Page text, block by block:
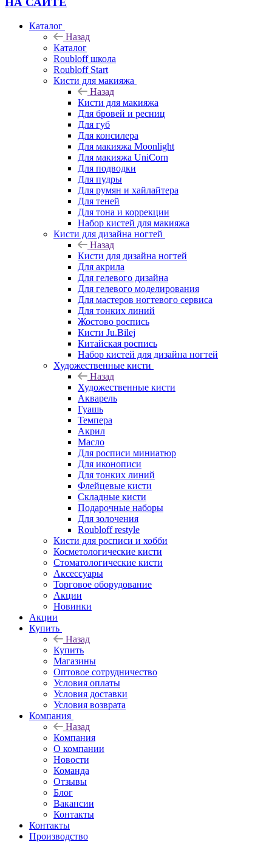
Каталог
Назад
Каталог
Roubloff школа
Roubloff Start
Кисти для макияжа
Назад
Кисти для макияжа
Для бровей и ресниц
Для губ
Для консилера
Для макияжа Moonlight
Для макияжа UniCorn
Для подводки
Для пудры
Для румян и хайлайтера
Для теней
Для тона и коррекции
Набор кистей для макияжа
Кисти для дизайна ногтей
Назад
Кисти для дизайна ногтей
Для акрила
Для гелевого дизайна
Для гелевого моделирования
Для мастеров ногтевого сервиса
Для тонких линий
Жостово роспись
Кисти Ju.Bilej
Китайская роспись
Набор кистей для дизайна ногтей
Художественные кисти
Назад
Художественные кисти
Акварель
Гуашь
Темпера
Акрил
Масло
Для росписи миниатюр
Для иконописи
Для тонких линий
Флейцевые кисти
Складные кисти
Подарочные наборы
Для золочения
Roubloff restyle
Кисти для росписи и хобби
Косметологические кисти
Стоматологические кисти
Аксессуары
Торговое оборудование
Акции
Новинки
Акции
Купить
Назад
Купить
Магазины
Оптовое сотрудничество
Условия оплаты
Условия доставки
Условия возврата
Компания
Назад
Компания
О компании
Новости
Команда
Отзывы
Блог
Вакансии
Контакты
Контакты
Производство